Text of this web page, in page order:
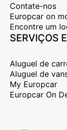
Contate-nos
Europcar on
Encontre um
SERVIÇOS
Aluguel de
Aluguel de
My Europcar
Europcar On